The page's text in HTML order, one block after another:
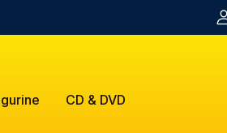
CD & DVD